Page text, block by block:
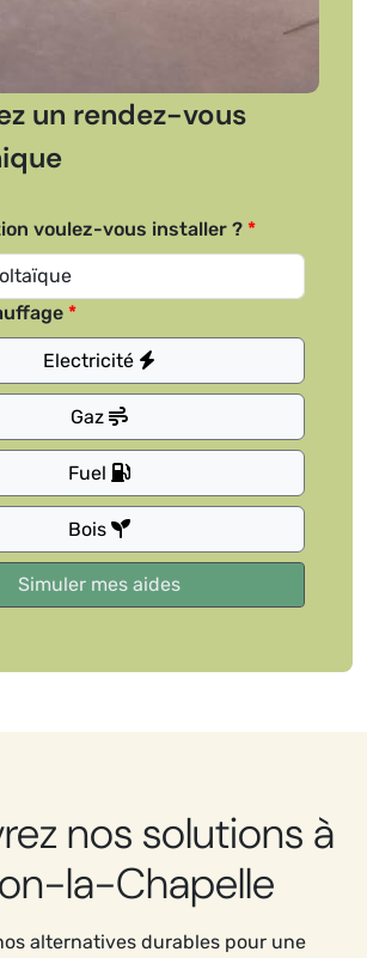
un rendez-vous
voulez-vous installer ?
Electricité
Gaz
Fuel
Bois
nos solutions à
la-Chapelle
alternatives durables pour une